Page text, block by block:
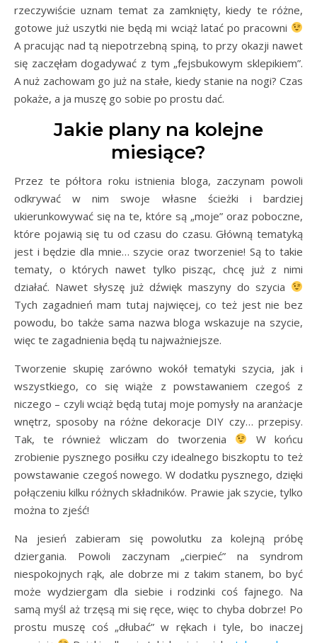
rzeczywiście uznam temat za zamknięty, kiedy te różne,
gotowe już uszytki nie będą mi wciąż latać po pracowni
A pracując nad tą niepotrzebną spiną, to przy okazji nawet
się zaczęłam dogadywać z tym „fejsbukowym sklepikiem”.
A nuż zachowam go już na stałe, kiedy stanie na nogi? Czas
pokaże, a ja muszę go sobie po prostu dać.
Jakie plany na kolejne
miesiące?
Przez te półtora roku istnienia bloga, zaczynam powoli
odkrywać w nim swoje własne ścieżki i bardziej
ukierunkowywać się na te, które są „moje” oraz poboczne,
które pojawią się tu od czasu do czasu. Główną tematyką
jest i będzie dla mnie… szycie oraz tworzenie! Są to takie
tematy, o których nawet tylko pisząc, chcę już z nimi
działać. Nawet słyszę już dźwięk maszyny do szycia
Tych zagadnień mam tutaj najwięcej, co też jest nie bez
powodu, bo także sama nazwa bloga wskazuje na szycie,
więc te zagadnienia będą tu najważniejsze.
Tworzenie skupię zarówno wokół tematyki szycia, jak i
wszystkiego, co się wiąże z powstawaniem czegoś z
niczego – czyli wciąż będą tutaj moje pomysły na aranżacje
wnętrz, sposoby na różne dekoracje DIY czy… przepisy.
Tak, te również wliczam do tworzenia
W końcu
zrobienie pysznego posiłku czy idealnego biszkoptu to też
powstawanie czegoś nowego. W dodatku pysznego, dzięki
połączeniu kilku różnych składników. Prawie jak szycie, tylko
można to zjeść!
Na jesień zabieram się powolutku za kolejną próbę
dziergania. Powoli zaczynam „cierpieć” na syndrom
niespokojnych rąk, ale dobrze mi z takim stanem, bo być
może wydziergam dla siebie i rodzinki coś fajnego. Na
samą myśl aż trzęsą mi się ręce, więc to chyba dobrze! Po
prostu muszę coś „dłubać” w rękach i tyle, bo inaczej